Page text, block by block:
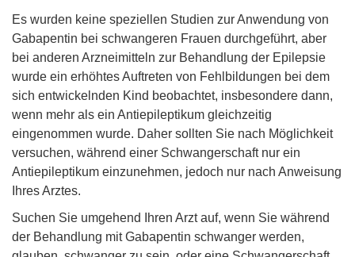
Es wurden keine speziellen Studien zur Anwendung von
Gabapentin bei schwangeren Frauen durchgeführt, aber
bei anderen Arzneimitteln zur Behandlung der Epilepsie
wurde ein erhöhtes Auftreten von Fehlbildungen bei dem
sich entwickelnden Kind beobachtet, insbesondere dann,
wenn mehr als ein Antiepileptikum gleichzeitig
eingenommen wurde. Daher sollten Sie nach Möglichkeit
versuchen, während einer Schwangerschaft nur ein
Antiepileptikum einzunehmen, jedoch nur nach Anweisung
Ihres Arztes.
Suchen Sie umgehend Ihren Arzt auf, wenn Sie während
der Behandlung mit Gabapentin schwanger werden,